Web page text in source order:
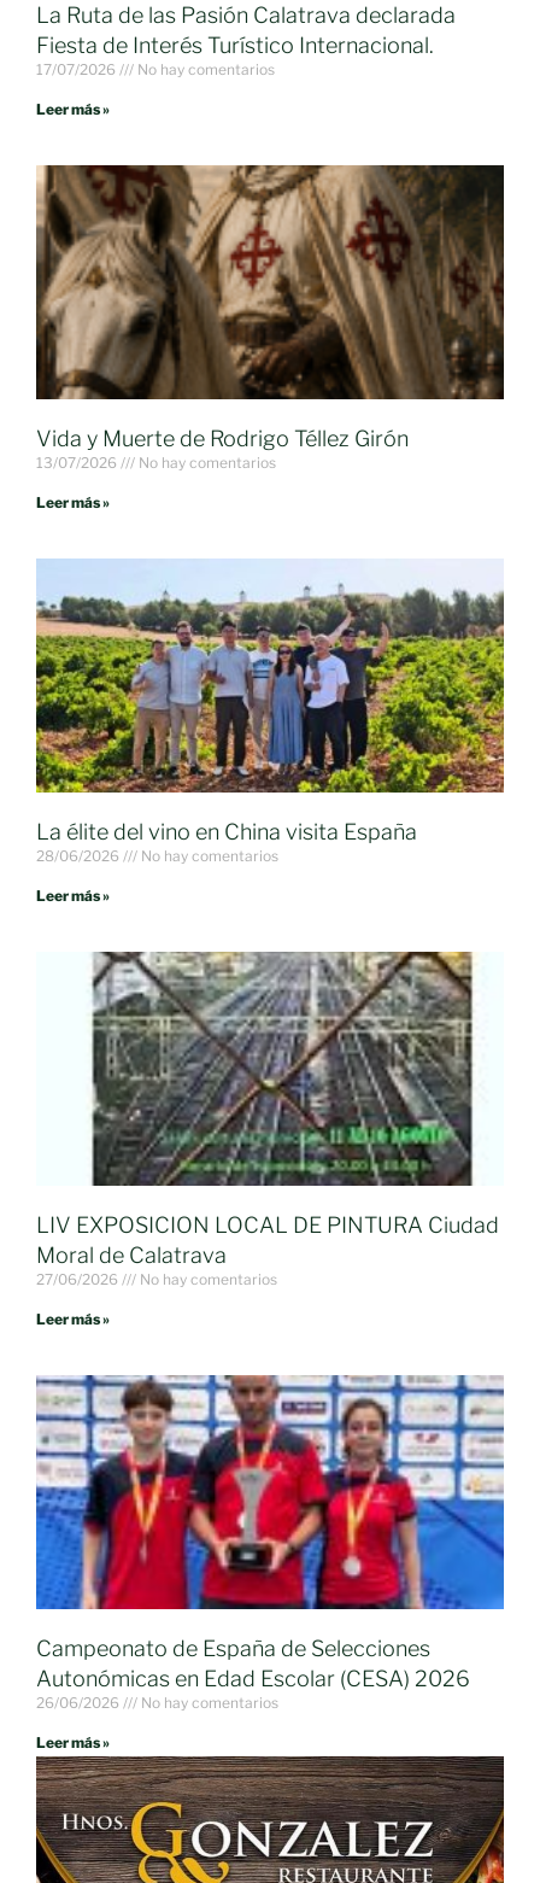
La Ruta de las Pasión Calatrava declarada
Fiesta de Interés Turístico Internacional.
17/07/2026 No hay comentarios
Leer más »
Vida y Muerte de Rodrigo Téllez Girón
13/07/2026 No hay comentarios
Leer más »
La élite del vino en China visita España
28/06/2026 No hay comentarios
Leer más »
LIV EXPOSICION LOCAL DE PINTURA Ciudad
Moral de Calatrava
27/06/2026 No hay comentarios
Leer más »
Campeonato de España de Selecciones
Autonómicas en Edad Escolar (CESA) 2026
26/06/2026 No hay comentarios
Leer más »